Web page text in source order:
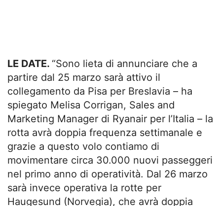
LE DATE. “Sono lieta di annunciare che a
partire dal 25 marzo sarà attivo il
collegamento da Pisa per Breslavia – ha
spiegato Melisa Corrigan, Sales and
Marketing Manager di Ryanair per l’Italia – la
rotta avrà doppia frequenza settimanale e
grazie a questo volo contiamo di
movimentare circa 30.000 nuovi passeggeri
nel primo anno di operatività. Dal 26 marzo
sarà invece operativa la rotte per
Haugesund (Norvegia), che avrà doppia